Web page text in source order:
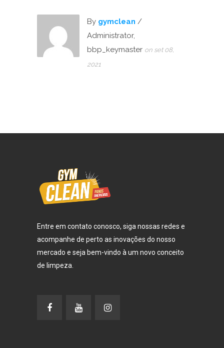
By gymclean /
Administrator,
bbp_keymaster on set 08,
2021
Entre em contato conosco, siga nossas redes e
acompanhe de perto as inovações do nosso
mercado e seja bem-vindo à um novo conceito
de limpeza.